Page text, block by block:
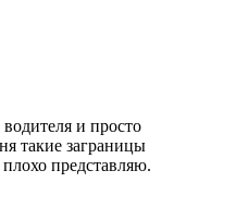
и просто
такие заграницы
представляю.